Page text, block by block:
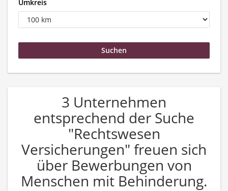
Umkreis
3 Unternehmen
entsprechend der Suche
"Rechtswesen
Versicherungen" freuen sich
über Bewerbungen von
Menschen mit Behinderung.